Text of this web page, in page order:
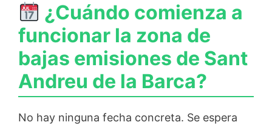
¿Cuándo comienza a
funcionar la zona de
bajas emisiones de Sant
Andreu de la Barca?
No hay ninguna fecha concreta. Se espera